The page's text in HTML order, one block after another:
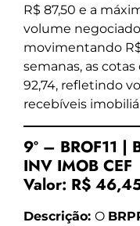
R$ 87,50 e a
volume
movimentando
semanas, as cotas
92,74, refletindo
recebíveis
9º – BROF11 |
INV IMOB CEF
Valor: R$
Descrição: O